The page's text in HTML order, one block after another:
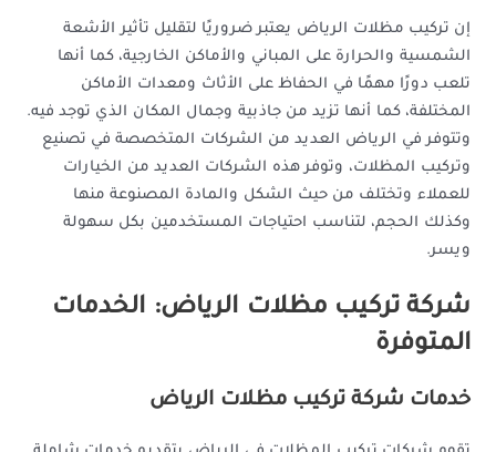
إن تركيب مظلات الرياض يعتبر ضروريًا لتقليل تأثير الأشعة
الشمسية والحرارة على المباني والأماكن الخارجية، كما أنها
تلعب دورًا مهمًا في الحفاظ على الأثاث ومعدات الأماكن
المختلفة، كما أنها تزيد من جاذبية وجمال المكان الذي توجد فيه.
وتتوفر في الرياض العديد من الشركات المتخصصة في تصنيع
وتركيب المظلات، وتوفر هذه الشركات العديد من الخيارات
للعملاء وتختلف من حيث الشكل والمادة المصنوعة منها
وكذلك الحجم، لتناسب احتياجات المستخدمين بكل سهولة
ويسر.
شركة تركيب مظلات الرياض: الخدمات
المتوفرة
خدمات شركة تركيب مظلات الرياض